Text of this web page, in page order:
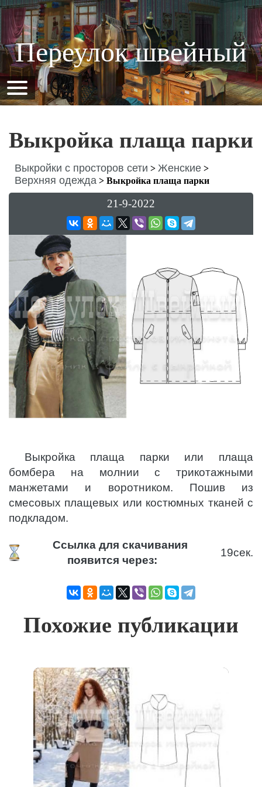
Переулок швейный
Выкройка плаща парки
Выкройки с просторов сети > Женские >
Верхняя одежда > Выкройка плаща парки
21-9-2022
Выкройка плаща парки или плаща
бомбера на молнии с трикотажными
манжетами и воротником. Пошив из
смесовых плащевых или костюмных тканей с
подкладом.
Ссылка для скачивания
появится через:
19сек.
Похожие публикации